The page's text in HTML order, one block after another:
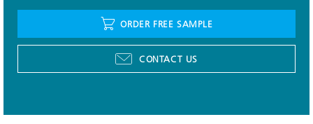
ORDER FREE SAMPLE
CONTACT US